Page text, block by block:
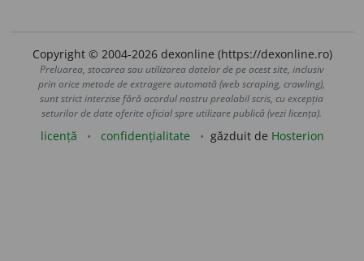
Copyright © 2004-2026 dexonline (https://dexonline.ro)
Preluarea, stocarea sau utilizarea datelor de pe acest site, inclusiv
prin orice metode de extragere automată (web scraping, crawling),
sunt strict interzise fără acordul nostru prealabil scris, cu excepția
seturilor de date oferite oficial spre utilizare publică (vezi licența).
licență confidențialitate găzduit de Hosterion